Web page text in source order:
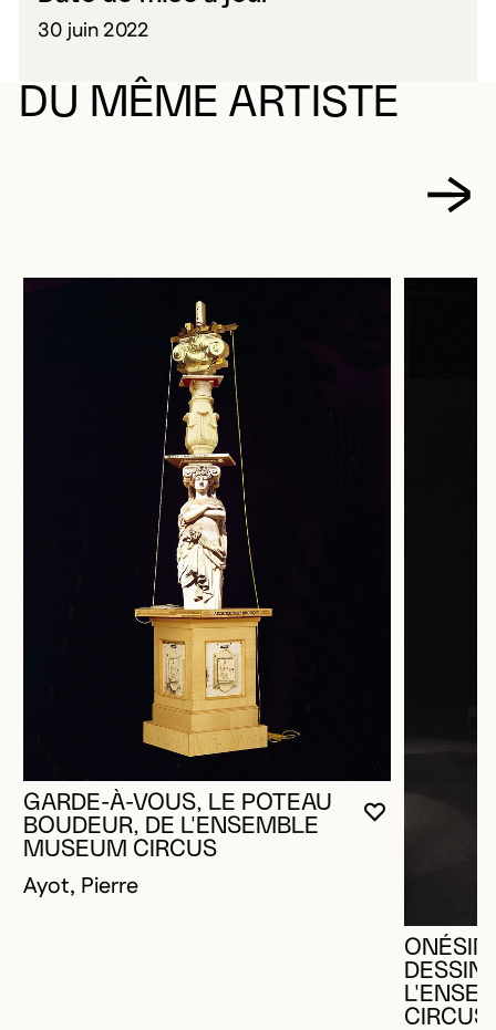
30 juin 2022
DU MÊME ARTISTE
VOUS
FERMER
OUVRIR LA
GARDE-À-VOUS, LE POTEAU
BOUDEUR, DE L'ENSEMBLE
MUSEUM CIRCUS
Ayot, Pierre
CIRCUS